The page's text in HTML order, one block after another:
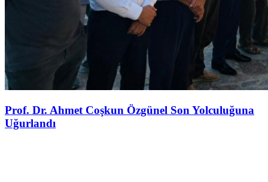
Prof. Dr. Ahmet Coşkun Özgünel Son Yolculuğuna
Uğurlandı